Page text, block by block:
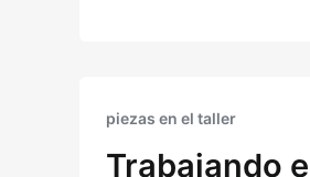
piezas en el taller
Trabajando